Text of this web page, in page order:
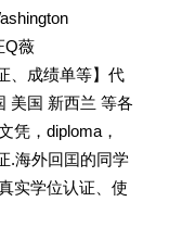
Q薇
、成绩单等】代
美国 新西兰 等各
凭，diploma，
.海外回囯的同学
实学位认证、使